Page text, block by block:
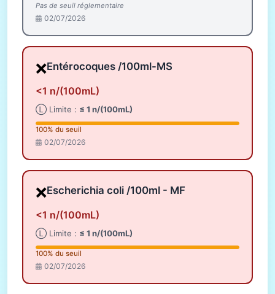
Pas de seuil réglementaire
02/07/2026
❌Entérocoques /100ml-MS
<1 n/(100mL)
Ⓛ Limite : ≤ 1 n/(100mL)
100% du seuil
02/07/2026
❌Escherichia coli /100ml - MF
<1 n/(100mL)
Ⓛ Limite : ≤ 1 n/(100mL)
100% du seuil
02/07/2026